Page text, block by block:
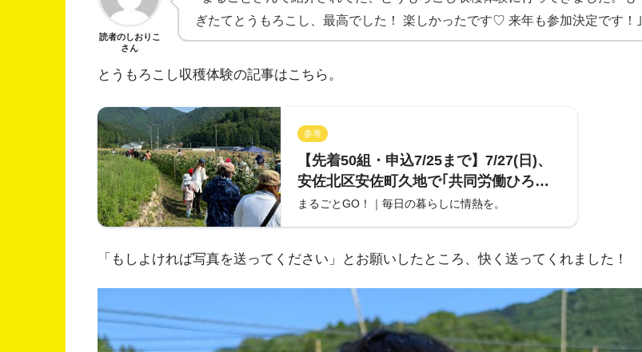
読者のしおりこ
さん
ぎたてとうもろこし、最高でした！ 楽しかったです♡ 来年も参加決定です！｣
とうもろこし収穫体験の記事はこちら。
参考
【先着50組・申込7/25まで】7/27(日)、
安佐北区安佐町久地で｢共同労働ひろし
ま おいでよ うおきり｣による交流イベン
まるごとGO！｜毎日の暮らしに情熱を。
「もしよければ写真を送ってください」とお願いしたところ、快く送ってくれました！